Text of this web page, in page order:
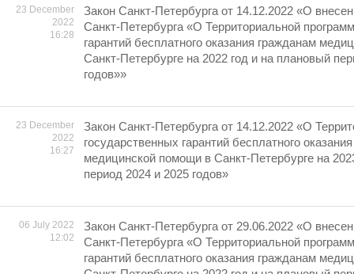
23 December
2022
16:28
Закон Санкт-Петербурга от 14.12.2022 «О
Санкт-Петербурга «О Территориальной
гарантий бесплатного оказания гражданам
Санкт-Петербурге на 2022 год и на плановый
годов»»
23 December
2022
16:27
Закон Санкт-Петербурга от 14.12.2022 «О
государственных гарантий бесплатного
медицинской помощи в Санкт-Петербурге на
период 2024 и 2025 годов»
06 July 2022
12:02
Закон Санкт-Петербурга от 29.06.2022 «О
Санкт-Петербурга «О Территориальной
гарантий бесплатного оказания гражданам